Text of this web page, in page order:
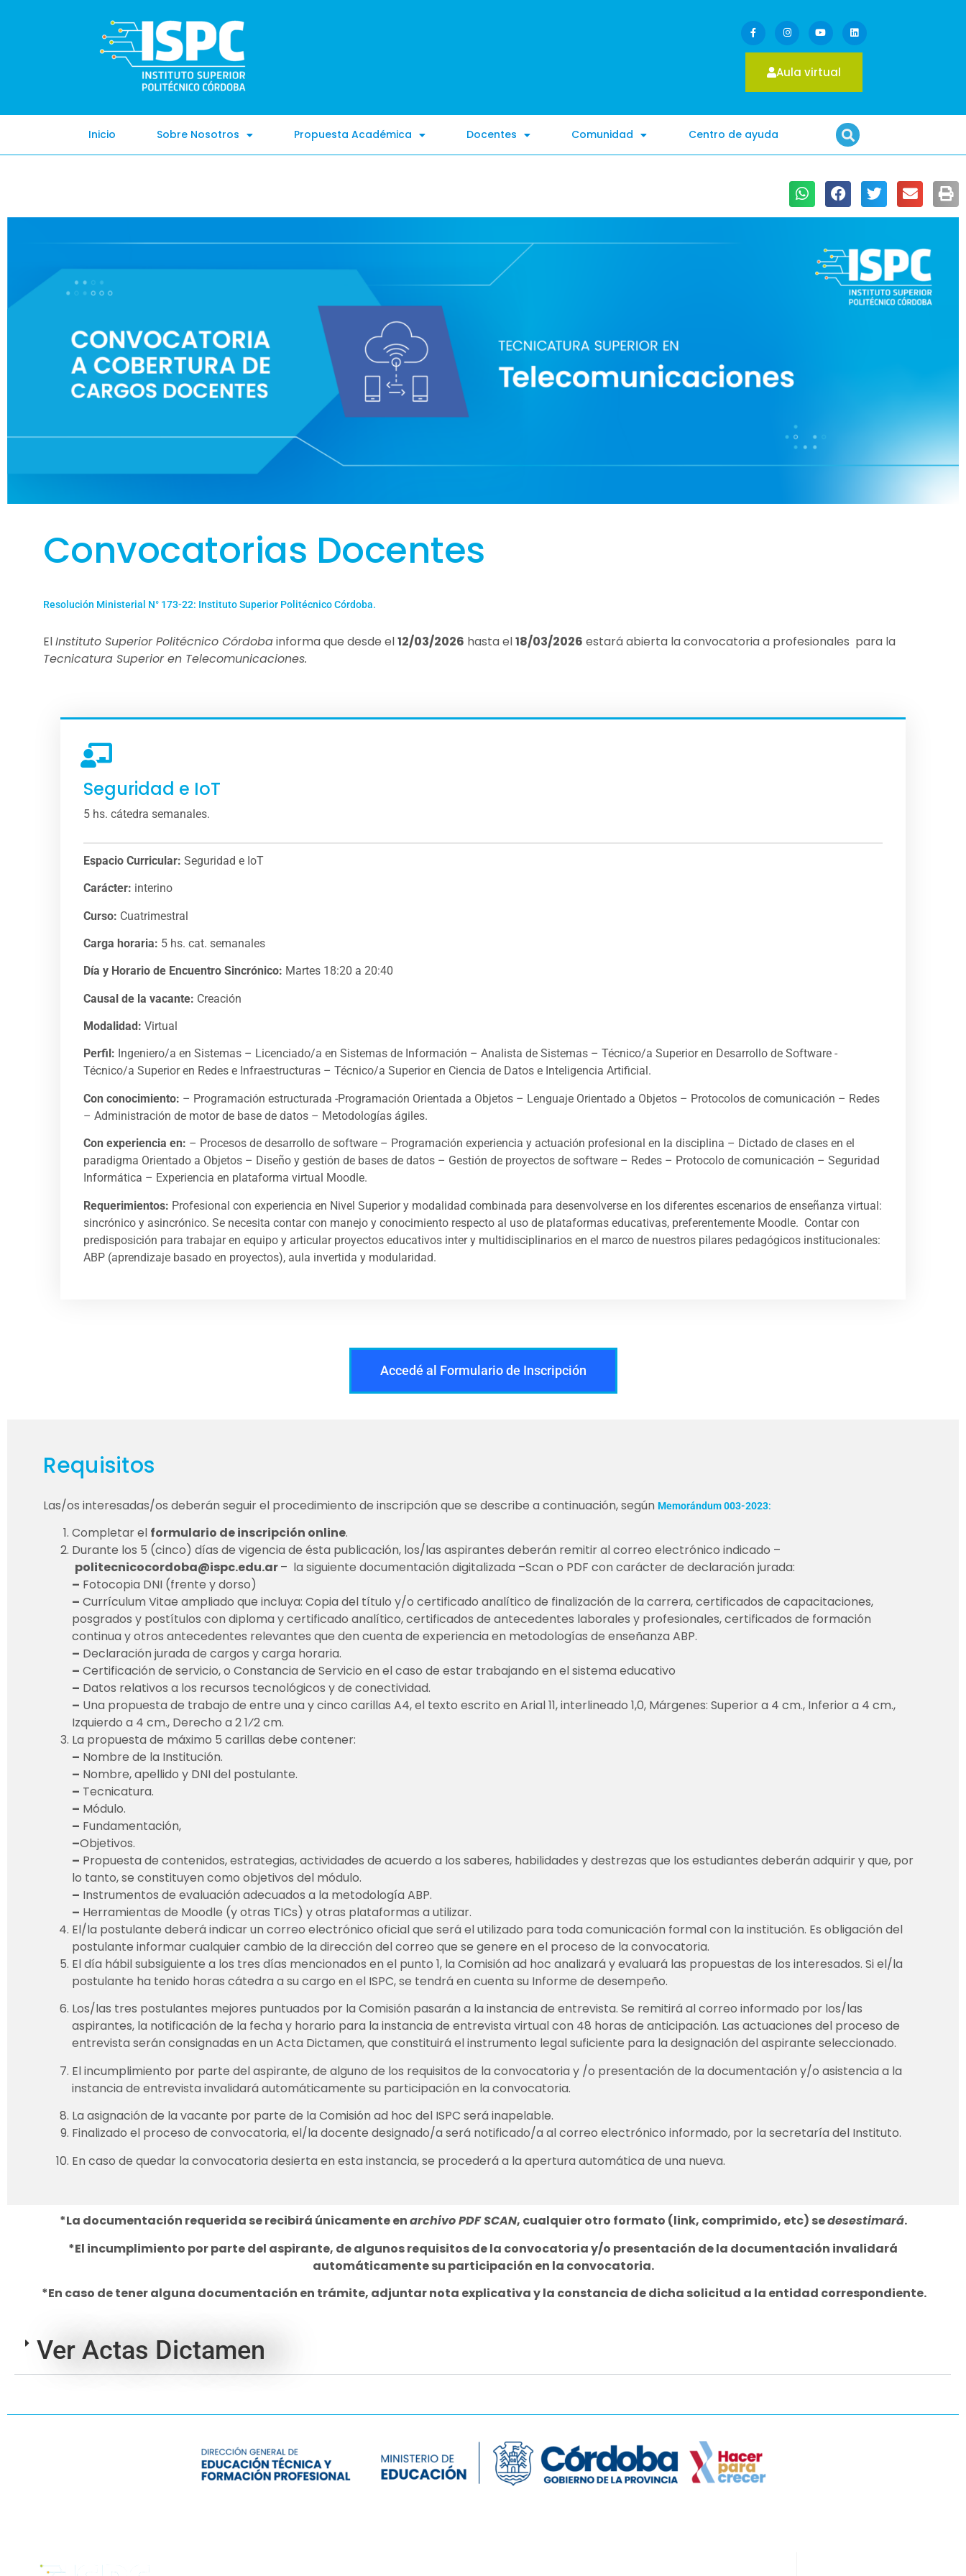
Aula virtual
Inicio Sobre Nosotros Propuesta Académica Docentes Comunidad Centro de ayuda
Convocatorias Docentes
Resolución Ministerial N° 173-22: Instituto Superior Politécnico Córdoba.
ElInstituto Superior Politécnico Córdobainforma que desde el12/03/2026 hasta el18/03/2026 estará abierta la convocatoria a profesionales para la
Tecnicatura Superior en Telecomunicaciones.
Seguridad e IoT
5 hs. cátedra semanales.
Espacio Curricular:Seguridad e IoT
Carácter: interino
Curso: Cuatrimestral
Carga horaria: 5 hs. cat. semanales
Día y Horario de Encuentro Sincrónico: Martes 18:20 a 20:40
Causal de la vacante: Creación
Modalidad:Virtual
Perfil: Ingeniero/a en Sistemas – Licenciado/a en Sistemas de Información – Analista de Sistemas – Técnico/a Superior en Desarrollo de Software -
Técnico/a Superior en Redes e Infraestructuras – Técnico/a Superior en Ciencia de Datos e Inteligencia Artificial.
Con conocimiento: – Programación estructurada -Programación Orientada a Objetos – Lenguaje Orientado a Objetos – Protocolos de comunicación – Redes
– Administración de motor de base de datos – Metodologías ágiles.
Con experiencia en: – Procesos de desarrollo de software – Programación experiencia y actuación profesional en la disciplina – Dictado de clases en el
paradigma Orientado a Objetos – Diseño y gestión de bases de datos – Gestión de proyectos de software – Redes – Protocolo de comunicación – Seguridad
Informática – Experiencia en plataforma virtual Moodle.
Requerimientos: Profesional con experiencia en Nivel Superior y modalidad combinada para desenvolverse en los diferentes escenarios de enseñanza virtual:
sincrónico y asincrónico. Se necesita contar con manejo y conocimiento respecto al uso de plataformas educativas, preferentemente Moodle. Contar con
predisposición para trabajar en equipo y articular proyectos educativos inter y multidisciplinarios en el marco de nuestros pilares pedagógicos institucionales:
ABP (aprendizaje basado en proyectos), aula invertida y modularidad.
Accedé al Formulario de Inscripción
Requisitos
Las/os interesadas/os deberán seguir el procedimiento de inscripción que se describe a continuación, según Memorándum 003-2023:
Completar el formulario de inscripción online.
Durante los 5 (cinco) días de vigencia de ésta publicación, los/las aspirantes deberán remitir al correo electrónico indicado –
politecnicocordoba@ispc.edu.ar– la siguiente documentación digitalizada –Scan o PDF con carácter de declaración jurada:
– Fotocopia DNI (frente y dorso)
– Currículum Vitae ampliado que incluya: Copia del título y/o certificado analítico de finalización de la carrera, certificados de capacitaciones,
posgrados y postítulos con diploma y certificado analítico, certificados de antecedentes laborales y profesionales, certificados de formación
continua y otros antecedentes relevantes que den cuenta de experiencia en metodologías de enseñanza ABP.
– Declaración jurada de cargos y carga horaria.
– Certificación de servicio, o Constancia de Servicio en el caso de estar trabajando en el sistema educativo
– Datos relativos a los recursos tecnológicos y de conectividad.
– Una propuesta de trabajo de entre una y cinco carillas A4, el texto escrito en Arial 11, interlineado 1,0, Márgenes: Superior a 4 cm., Inferior a 4 cm.,
Izquierdo a 4 cm., Derecho a 2 1⁄2 cm.
La propuesta de máximo 5 carillas debe contener:
– Nombre de la Institución.
– Nombre, apellido y DNI del postulante.
– Tecnicatura.
– Módulo.
– Fundamentación,
–Objetivos.
– Propuesta de contenidos, estrategias, actividades de acuerdo a los saberes, habilidades y destrezas que los estudiantes deberán adquirir y que, por
lo tanto, se constituyen como objetivos del módulo.
– Instrumentos de evaluación adecuados a la metodología ABP.
– Herramientas de Moodle (y otras TICs) y otras plataformas a utilizar.
El/la postulante deberá indicar un correo electrónico oficial que será el utilizado para toda comunicación formal con la institución. Es obligación del
postulante informar cualquier cambio de la dirección del correo que se genere en el proceso de la convocatoria.
El día hábil subsiguiente a los tres días mencionados en el punto 1, la Comisión ad hoc analizará y evaluará las propuestas de los interesados. Si el/la
postulante ha tenido horas cátedra a su cargo en el ISPC, se tendrá en cuenta su Informe de desempeño.
Los/las tres postulantes mejores puntuados por la Comisión pasarán a la instancia de entrevista. Se remitirá al correo informado por los/las
aspirantes, la notificación de la fecha y horario para la instancia de entrevista virtual con 48 horas de anticipación. Las actuaciones del proceso de
entrevista serán consignadas en un Acta Dictamen, que constituirá el instrumento legal suficiente para la designación del aspirante seleccionado.
El incumplimiento por parte del aspirante, de alguno de los requisitos de la convocatoria y /o presentación de la documentación y/o asistencia a la
instancia de entrevista invalidará automáticamente su participación en la convocatoria.
La asignación de la vacante por parte de la Comisión ad hoc del ISPC será inapelable.
Finalizado el proceso de convocatoria, el/la docente designado/a será notificado/a al correo electrónico informado, por la secretaría del Instituto.
En caso de quedar la convocatoria desierta en esta instancia, se procederá a la apertura automática de una nueva.
*La documentación requerida se recibirá únicamente enarchivo PDF SCAN, cualquier otro formato (link, comprimido, etc) sedesestimará.
*El incumplimiento por parte del aspirante, de algunos requisitos de la convocatoria y/o presentación de la documentación invalidará
automáticamente su participación en la convocatoria.
*En caso de tener alguna documentación en trámite, adjuntar nota explicativa y la constancia de dicha solicitud a la entidad correspondiente.
Ver Actas Dictamen